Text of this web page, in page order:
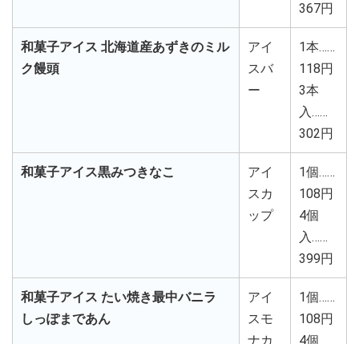
367円
和菓子アイス 北海道産あずきのミル
ク饅頭
アイ
スバ
ー
1本……
118円
3本
入……
302円
和菓子アイス黒みつきなこ
アイ
スカ
ップ
1個……
108円
4個
入……
399円
和菓子アイス たい焼き最中バニラ
しっぽまであん
アイ
スモ
ナカ
1個……
108円
4個